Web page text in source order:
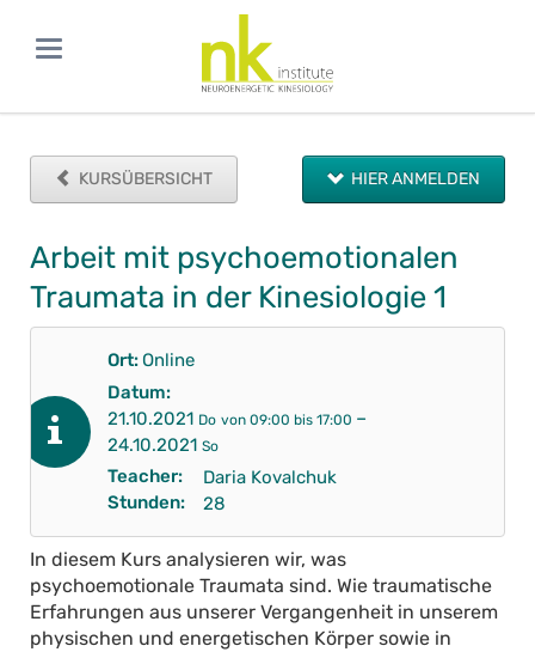
KURSÜBERSICHT HIER ANMELDEN
Arbeit mit psychoemotionalen
Traumata in der Kinesiologie 1
Ort: Online
Datum:
21.10.2021 Do von 09:00 bis 17:00 –
24.10.2021 So
Teacher:
Daria Kovalchuk
Stunden:
28
In diesem Kurs analysieren wir, was
psychoemotionale Traumata sind. Wie traumatische
Erfahrungen aus unserer Vergangenheit in unserem
physischen und energetischen Körper sowie in